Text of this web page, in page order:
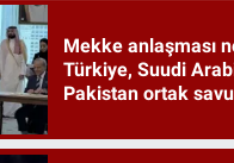
Mekke anlaşması
Türkiye, Suudi
Pakistan ortak